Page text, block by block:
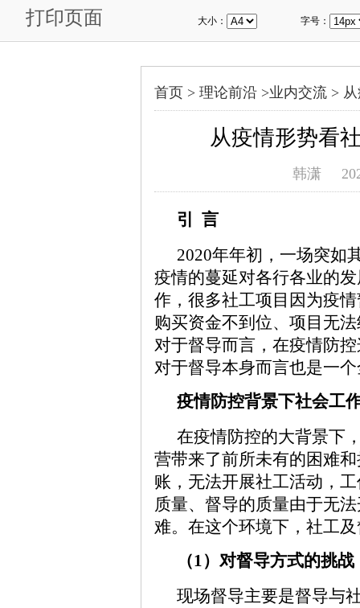
打印页面 大小： 字号：
首页 > 理论前沿 >业内交流 >
从疫情形势看
韩潇
引 言
2020年年初，一场突如
疫情的蔓延对各行各业的
作，很多社工项目因为疫
购买资金不到位、项目无
对于督导而言，在疫情防
对于督导本身而言也是一
疫情防控背景下社会工
在疫情防控的大背景下
营带来了前所未有的困难
账，无法开展社工活动，
质量、督导的质量由于无
难。在这个环境下，社工
（1）对督导方式的挑战
现场督导主要是督导与